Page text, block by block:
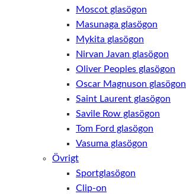
Moscot glasögon
Masunaga glasögon
Mykita glasögon
Nirvan Javan glasögon
Oliver Peoples glasögon
Oscar Magnuson glasögon
Saint Laurent glasögon
Savile Row glasögon
Tom Ford glasögon
Vasuma glasögon
Övrigt
Sportglasögon
Clip-on